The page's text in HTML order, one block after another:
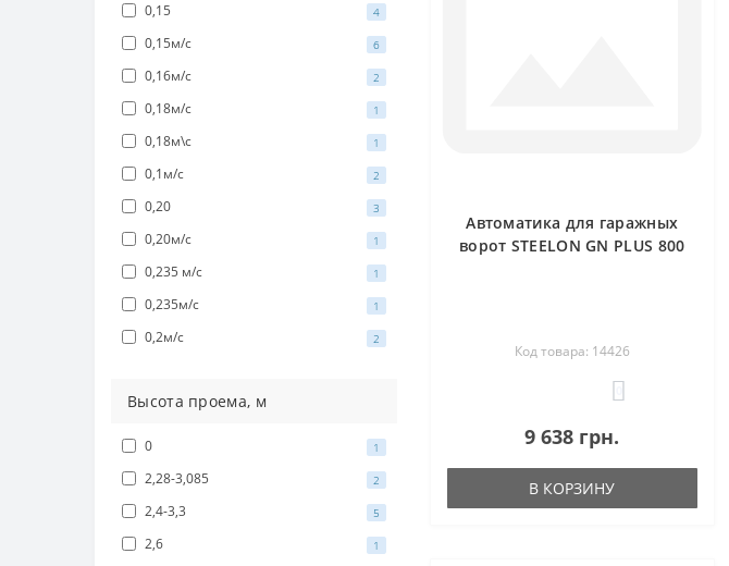
0,15 4
0,15м/с 6
0,16м/с 2
0,18м/с 1
0,18м\с 1
0,1м/с 2
0,20 3
0,20м/с 1
0,235 м/с 1
0,235м/с 1
0,2м/с 2
Высота проема, м
0 1
2,28-3,085 2
2,4-3,3 5
2,6 1
Автоматика для гаражных
ворот STEELON GN PLUS 800
Код товара: 14426
9 638 грн.
В КОРЗИНУ